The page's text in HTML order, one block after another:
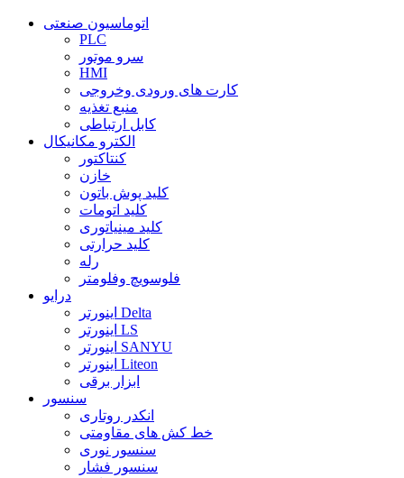
اتوماسیون صنعتی
PLC
سرو موتور
HMI
کارت های ورودی وخروجی
منبع تغذیه
کابل ارتباطی
الکترو مکانیکال
کنتاکتور
خازن
کلید پوش باتون
کلید اتومات
کلید مینیاتوری
کلید حرارتی
رله
فلوسویچ وفلومتر
درایو
اینورتر Delta
اینورتر LS
اینورتر SANYU
اینورتر Liteon
ابزار برقی
سنسور
انکدر روتاری
خط کش های مقاومتی
سنسور نوری
سنسور فشار